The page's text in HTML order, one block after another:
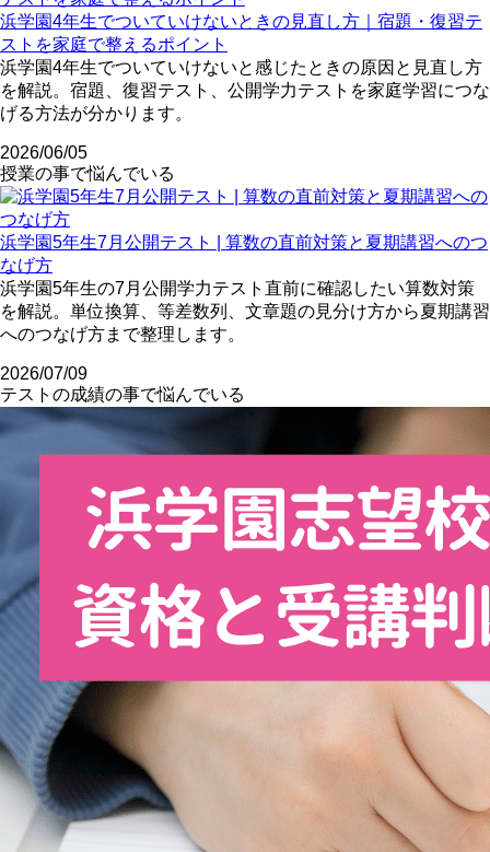
浜学園4年生でついていけないときの見直し方｜宿題・復習テ
ストを家庭で整えるポイント
浜学園4年生でついていけないと感じたときの原因と見直し方
を解説。宿題、復習テスト、公開学力テストを家庭学習につな
げる方法が分かります。
2026/06/05
授業の事で悩んでいる
浜学園5年生7月公開テスト | 算数の直前対策と夏期講習へのつ
なげ方
浜学園5年生の7月公開学力テスト直前に確認したい算数対策
を解説。単位換算、等差数列、文章題の見分け方から夏期講習
へのつなげ方まで整理します。
2026/07/09
テストの成績の事で悩んでいる